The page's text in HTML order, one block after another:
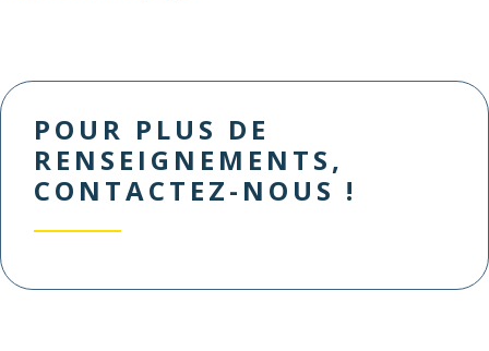
POUR PLUS DE
RENSEIGNEMENTS,
CONTACTEZ-NOUS !